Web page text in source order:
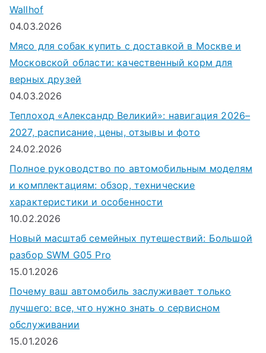
Wallhof
04.03.2026
Мясо для собак купить с доставкой в Москве и
Московской области: качественный корм для
верных друзей
04.03.2026
Теплоход «Александр Великий»: навигация 2026–
2027, расписание, цены, отзывы и фото
24.02.2026
Полное руководство по автомобильным моделям
и комплектациям: обзор, технические
характеристики и особенности
10.02.2026
Новый масштаб семейных путешествий: Большой
разбор SWM G05 Pro
15.01.2026
Почему ваш автомобиль заслуживает только
лучшего: все, что нужно знать о сервисном
обслуживании
15.01.2026